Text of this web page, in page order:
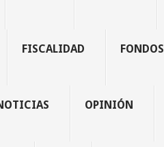
FISCALIDAD FONDOS
OPINIÓN